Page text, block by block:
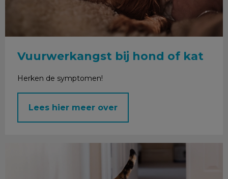
Vuurwerkangst bij hond of kat
Herken de symptomen!
Lees hier meer over
Zorg voor je senior hond of kat